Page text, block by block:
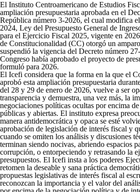
El Instituto Centroamericano de Estudios
ampliación presupuestaria aprobada en el
República número 3-2026, el cual modifica
2024, Ley del Presupuesto General de
para el Ejercicio Fiscal 2025, vigente en
de Constitucionalidad (CC) otorgó un
suspendió la vigencia del Decreto número
Congreso había aprobado el proyecto de
formuló para 2026.
El Icefi considera que la forma en la que el
aprobó esta ampliación presupuestaria
del 28 y 29 de enero de 2026, vuelve a ser
transparencia y demuestra, una vez más, la
negociaciones políticas ocultas por encima
públicas y abiertas. El instituto expresa
manera antidemocrática y opaca se esté
aprobación de legislación de interés fiscal y
cuando se omiten los análisis y discusiones
terminan siendo nocivas, abriendo espacios
corrupción, o entorpeciendo y retrasando la
presupuestos. El Icefi insta a los poderes
retomen la deseable y sana práctica
propuestas legislativas de interés fiscal al
reconozcan la importancia y el valor del